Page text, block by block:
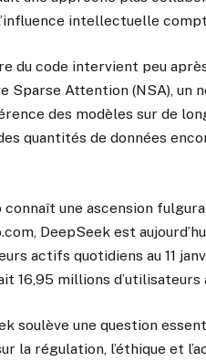
intellectuelle
du code intervient peu
Sparse Attention (NSA), un
des modèles sur de
quantités de données
une ascension
DeepSeek est
actifs quotidiens au 11
16,95 millions
soulève une question
la régulation, l’éthique et